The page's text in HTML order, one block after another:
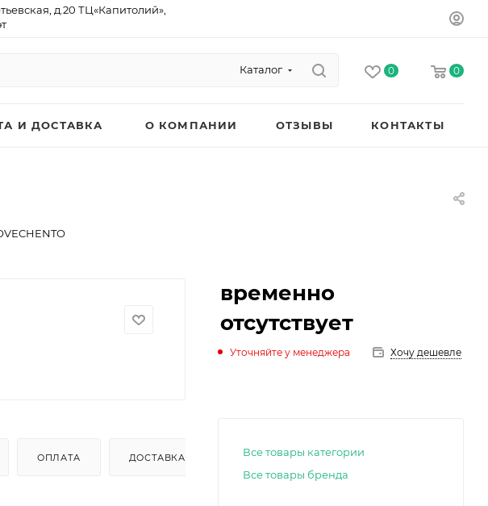
д.20 ТЦ«Капитолий»,
Каталог 0 0
И ДОСТАВКА О КОМПАНИИ ОТЗЫВЫ КОНТАКТЫ
ОПЛАТА ДОСТАВКА
временно
отсутствует
Уточняйте у менеджера Хочу дешевле
Все товары категории
Все товары бренда